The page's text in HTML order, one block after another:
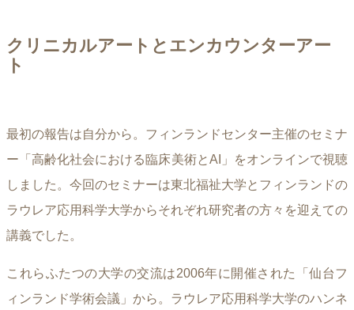
クリニカルアートとエンカウンターアー
ト
最初の報告は自分から。フィンランドセンター主催のセミナ
ー「高齢化社会における臨床美術とAI」をオンラインで視聴
しました。今回のセミナーは東北福祉大学とフィンランドの
ラウレア応用科学大学からそれぞれ研究者の方々を迎えての
講義でした。
これらふたつの大学の交流は2006年に開催された「仙台フ
ィンランド学術会議」から。ラウレア応用科学大学のハンネ